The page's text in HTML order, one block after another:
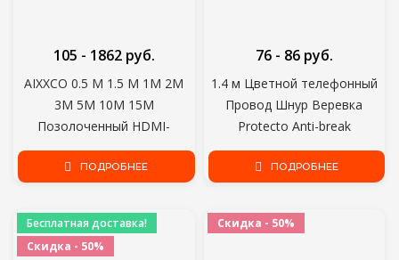
AIXXCO 0.5 M 1.5 M 1M 2M
3M 5M 10M 15M
Позолоченный HDMI-
совместимый Кабель 1.4
1080p 3D видео кабели для
105 - 1862 руб.
ПОДРОБНЕЕ
1.4 м Цветной телефонный
Провод Шнур Веревка
Protecto Anti-break
пружинная защитная
веревка для USB Зарядного
Бобина Моталка
76 - 86 руб.
ПОДРОБНЕЕ
Бесплатная доставка!
Скидка - 50%
Скидка - 50%